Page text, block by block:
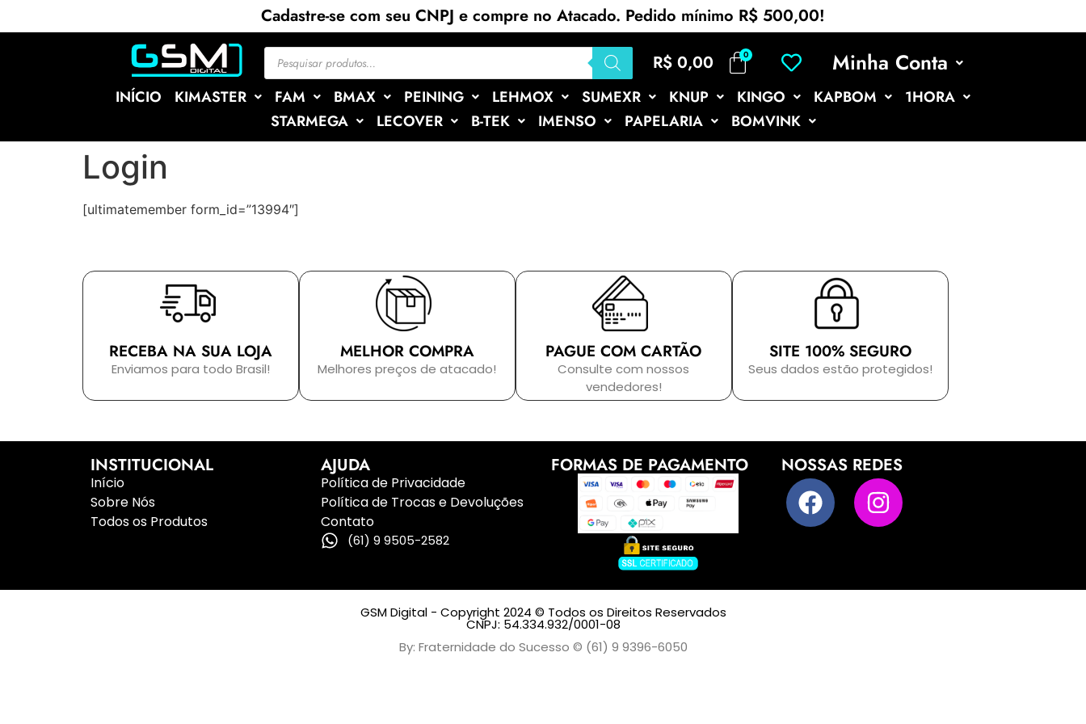
Cadastre-se com seu CNPJ e compre no Atacado. Pedido mínimo R$ 500,00!
R$ 0,00 Minha Conta
INÍCIO KIMASTER FAM BMAX PEINING LEHMOX SUMEXR KNUP KINGO KAPBOM
1HORA
STARMEGA
LECOVER B-TEK IMENSO PAPELARIA BOMVINK
Login
[ultimatemember form_id=”13994″]
RECEBA NA SUA LOJA
Enviamos para todo Brasil!
MELHOR COMPRA
Melhores preços de atacado!
PAGUE COM CARTÃO
Consulte com nossos
vendedores!
SITE 100% SEGURO
Seus dados estão protegidos!
INSTITUCIONAL
Início
Sobre Nós
Todos os Produtos
AJUDA
Política de Privacidade
Política de Trocas e Devoluções
Contato
(61) 9 9505-2582
FORMAS DE PAGAMENTO NOSSAS REDES
GSM Digital - Copyright 2024 © Todos os Direitos Reservados
CNPJ: 54.334.932/0001-08
By: Fraternidade do Sucesso © (61) 9 9396-6050